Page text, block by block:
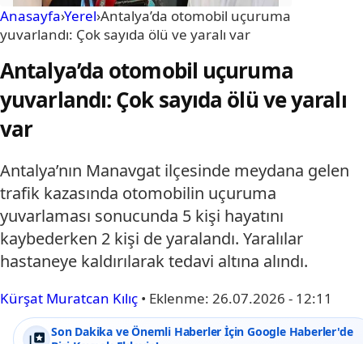
Anasayfa›Yerel›Antalya’da otomobil uçuruma
yuvarlandı: Çok sayıda ölü ve yaralı var
Antalya’da otomobil uçuruma
yuvarlandı: Çok sayıda ölü ve yaralı
var
Antalya’nın Manavgat ilçesinde meydana gelen
trafik kazasında otomobilin uçuruma
yuvarlaması sonucunda 5 kişi hayatını
kaybederken 2 kişi de yaralandı. Yaralılar
hastaneye kaldırılarak tedavi altına alındı.
Kürşat Muratcan Kılıç • Eklenme: 26.07.2026 - 12:11
Son Dakika ve Önemli Haberler İçin Google Haberler'de